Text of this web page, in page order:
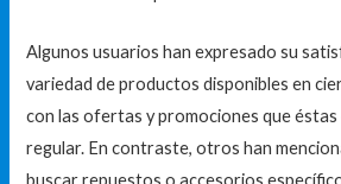
Algunos usuarios han expresado su
variedad de productos disponibles en
con las ofertas y promociones que
regular. En contraste, otros han
buscar repuestos o accesorios